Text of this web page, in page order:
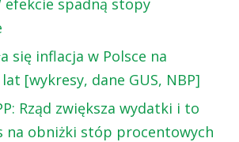
się inflacja w Polsce na
[wykresy, dane GUS, NBP]
Rząd zwiększa wydatki i to
na obniżki stóp procentowych